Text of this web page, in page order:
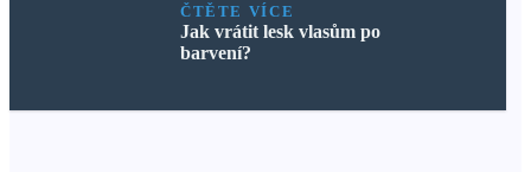
ČTĚTE VÍCE
Jak vrátit lesk vlasům po
barvení?